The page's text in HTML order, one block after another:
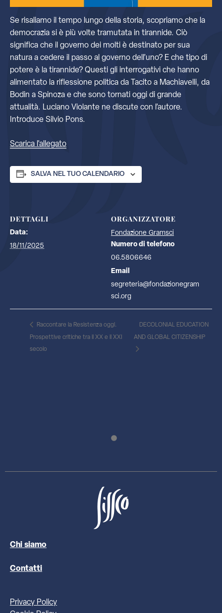
Se risaliamo il tempo lungo della storia, scopriamo che la
democrazia si è più volte tramutata in tirannide. Ciò
significa che il governo dei molti è destinato per sua
natura a cedere il passo al governo dell’uno? E che tipo di
potere è la tirannide? Questi gli interrogativi che hanno
alimentato la riflessione politica da Tacito a Machiavelli, da
Bodin a Spinoza e che sono tornati oggi di grande
attualità. Luciano Violante ne discute con l’autore.
Introduce Silvio Pons.
Scarica l'allegato
SALVA NEL TUO CALENDARIO
DETTAGLI
Data:
18/11/2025
ORGANIZZATORE
Fondazione Gramsci
Numero di telefono
06.5806646
Email
segreteria@fondazionegram
sci.org
Raccontare la Resistenza oggi.
Prospettive critiche tra il XX e il XXI
secolo
DECOLONIAL EDUCATION
AND GLOBAL CITIZENSHIP
Chi siamo
Contatti
Privacy Policy